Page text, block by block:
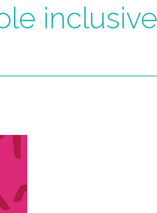
inclusive